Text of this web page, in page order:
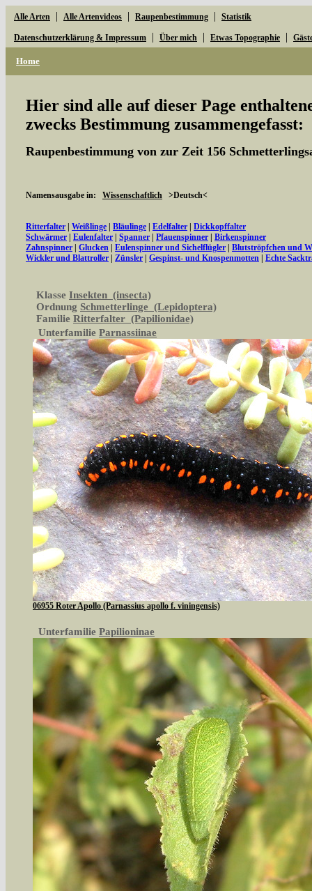
Alle Arten | Alle Artenvideos | Raupenbestimmung | Statistik
Datenschutzerklärung & Impressum | Über mich | Etwas Topographie |
Home
Hier sind alle auf dieser Page
zwecks Bestimmung zusammengefasst:
Raupenbestimmung von zur Zeit 156
Namensausgabe in: Wissenschaftlich >Deutsch<
Ritterfalter Weißlinge Bläulinge Edelfalter
Dickkopffalter
Schwärmer
Eulenfalter Spanner Pfauenspinner
Birkenspinner
Zahnspinner
Glucken Eulenspinner und Sichelflügler
Blutströpfchen und
Wickler und Blattroller
Zünsler Gespinst- und Knospenmotten Echte
Klasse Insekten (insecta)
Ordnung Schmetterlinge (Lepidoptera)
Familie Ritterfalter (Papilionidae)
Unterfamilie Parnassiinae
06955 Roter Apollo (Parnassius apollo f. viningensis)
Unterfamilie Papilioninae